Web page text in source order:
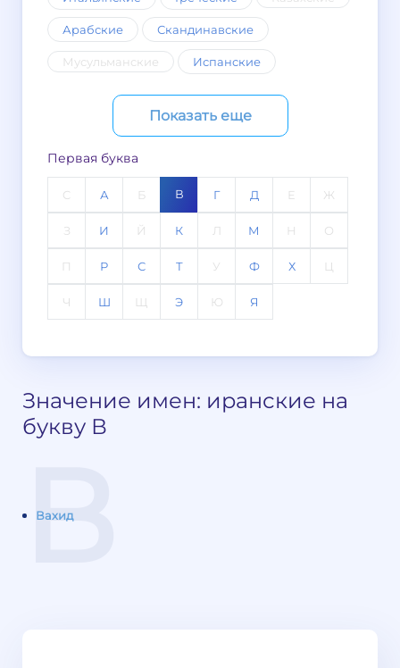
Арабские Скандинавские
Мусульманские Испанские
Показать еще
Первая буква
C А Б В Г Д Е Ж
З И Й К Л М Н О
П Р С Т У Ф Х Ц
Ч Ш Э Ю Я
Значение имен: иранские на
букву В
В
Вахид